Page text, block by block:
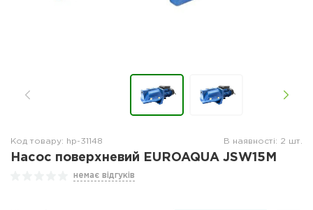
Код товару: hp-31148 В наявності: 2 шт.
Насос поверхневий EUROAQUA JSW15M
немає відгуків